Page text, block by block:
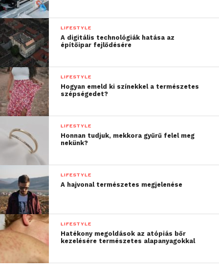
LIFESTYLE
A digitális technológiák hatása az
építőipar fejlődésére
LIFESTYLE
Hogyan emeld ki színekkel a természetes
szépségedet?
LIFESTYLE
Honnan tudjuk, mekkora gyűrű felel meg
nekünk?
LIFESTYLE
A hajvonal természetes megjelenése
LIFESTYLE
Hatékony megoldások az atópiás bőr
kezelésére természetes alapanyagokkal